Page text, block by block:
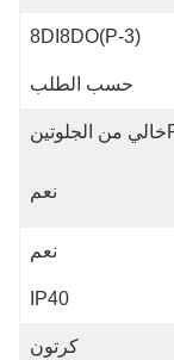
8DI8DO(P-3)
حسب الطلب
نعم
نعم
IP40
كرتون